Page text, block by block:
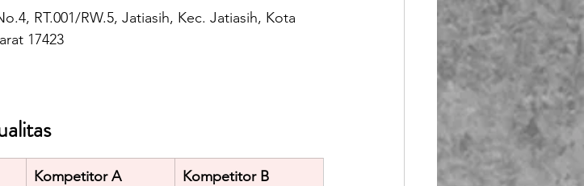
RT.001/RW.5, Jatiasih, Kec. Jatiasih, Kota
17423
Kompetitor A Kompetitor B